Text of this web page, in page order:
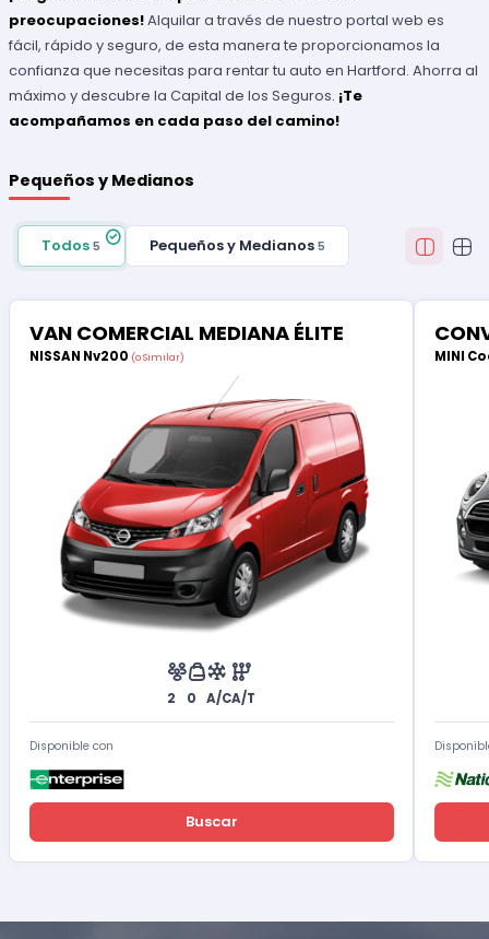
preocupaciones!Alquilar a través de nuestro portal web es
fácil, rápido y seguro, de esta manera te proporcionamos la
confianza que necesitas para rentar tu auto en Hartford. Ahorra al
máximo y descubre la Capital de los Seguros. ¡Te
acompañamos en cada paso del camino!
Pequeños y Medianos
Todos5 Pequeños y Medianos 5
VAN COMERCIAL MEDIANA ÉLITE
NISSAN Nv200 (o Similar)
2 0 A/CA/T
Disponible con
Buscar
MINI